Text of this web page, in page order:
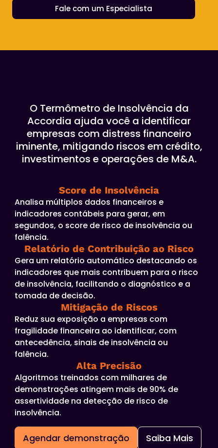
Fale com um Especialista
O Termômetro de Insolvência da
Accordia ajuda você a identificar
empresas com distress financeiro
iminente, mitigando riscos em crédito,
investimentos e operações de M&A.
Score de Insolvência
Analisa múltiplos dados financeiros e
indicadores contábeis para gerar, em
segundos, o score de risco de insolvência ou
falência.
Relatório de Contribuição ao Risco
Gera um relatório automático destacando os
indicadores que mais contribuem para o risco
de insolvência, facilitando o diagnóstico e a
tomada de decisão.
Mitigação de Riscos
Reduz sua exposição a empresas com
fragilidade financeira ao identificar, com
antecedência, sinais de insolvência ou
falência.
Alta Precisão
Algoritmos treinados com milhares de
demonstrações atingem mais de 90% de
assertividade na detecção de risco de
insolvência.
Agendar demonstração Saiba Mais